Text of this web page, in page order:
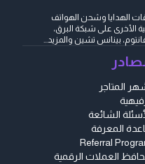
الهدايا وشحن الهواتف
الأخرى على شبكة البرق،
بينانس تشين والمزيد...
المتاجر
الشائعة
المعرفة
Referral
العملات الرقمية